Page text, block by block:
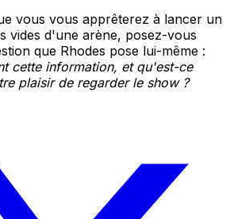
vous vous apprêterez à lancer un
vides d'une arène, posez-vous
que Rhodes pose lui-même :
cette information, et qu'est-ce
plaisir de regarder le show ?